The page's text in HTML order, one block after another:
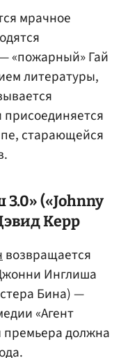
мрачное
«пожарный» Гай
литературы,
старающейся
(«Johnny
Керр
возвращается
Инглиша
Бина) —
«Агент
должна